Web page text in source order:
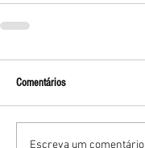
Comentários